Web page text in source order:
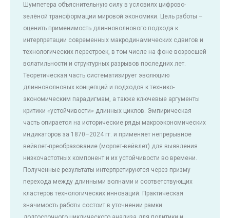
Шумпетера объяснительную силу в условиях цифрово-
зелёной трансформации мировой экономики. Цель работы –
оценить применимость длинноволнового подхода к
интерпретации современных макродинамических сдвигов и
технологических перестроек, в том числе на фоне возросшей
волатильности и структурных разрывов последних лет.
Теоретическая часть систематизирует эволюцию
длинноволновых концепций и подходов к технико-
экономическим парадигмам, а также ключевые аргументы
критики «устойчивости» длинных циклов. Эмпирическая
часть опирается на исторические ряды макроэкономических
индикаторов за 1870–2024 гг. и применяет непрерывное
вейвлет-преобразование (морлет-вейвлет) для выявления
низкочастотных компонент и их устойчивости во времени.
Полученные результаты интерпретируются через призму
перехода между длинными волнами и соответствующих
кластеров технологических инноваций. Практическая
значимость работы состоит в уточнении рамки